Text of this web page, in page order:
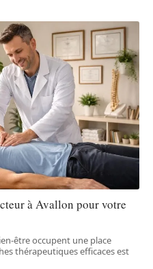
à Avallon pour votre
être occupent une place
thérapeutiques efficaces est